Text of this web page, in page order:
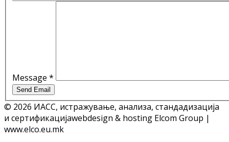
Message *
Send Email
© 2026 ИАСС, истражување, анализа, стандадизација
и сертификацијаwebdesign & hosting Elcom Group |
www.elco.eu.mk